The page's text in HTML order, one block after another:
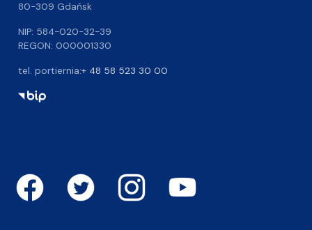
80-309 Gdańsk
NIP: 584-020-32-39
REGON: 000001330
tel. portiernia:+ 48 58 523 30 00